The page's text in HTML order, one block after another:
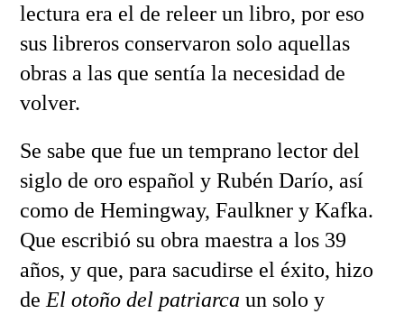
lectura era el de releer un libro, por eso
sus libreros conservaron solo aquellas
obras a las que sentía la necesidad de
volver.
Se sabe que fue un temprano lector del
siglo de oro español y Rubén Darío, así
como de Hemingway, Faulkner y Kafka.
Que escribió su obra maestra a los 39
años, y que, para sacudirse el éxito, hizo
de El otoño del patriarca un solo y